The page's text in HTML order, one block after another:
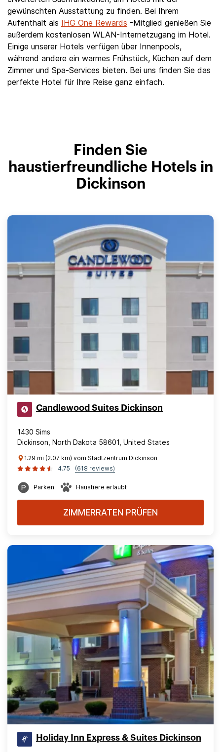
gewünschten Ausstattung zu finden. Bei Ihrem
Aufenthalt als IHG One Rewards -Mitglied genießen Sie
außerdem kostenlosen WLAN-Internetzugang im Hotel.
Einige unserer Hotels verfügen über Innenpools,
während andere ein warmes Frühstück, Küchen auf dem
Zimmer und Spa-Services bieten. Bei uns finden Sie das
perfekte Hotel für Ihre Reise ganz einfach.
Finden Sie
haustierfreundliche Hotels in
Dickinson
Candlewood Suites Dickinson
1430 Sims
Dickinson, North Dakota 58601, United States
1.29 mi (2.07 km) vom Stadtzentrum Dickinson
4.75
(618 reviews)
Parken Haustiere erlaubt
ZIMMERRATEN PRÜFEN
Holiday Inn Express & Suites Dickinson